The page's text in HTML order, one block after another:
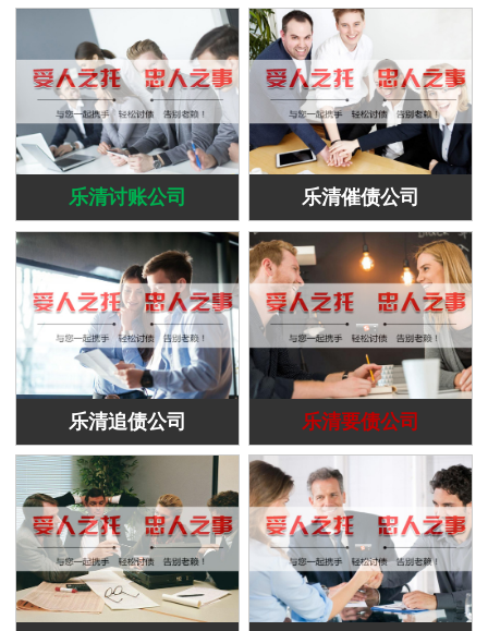
乐清讨账公司 乐清催债公司
乐清追债公司 乐清要债公司